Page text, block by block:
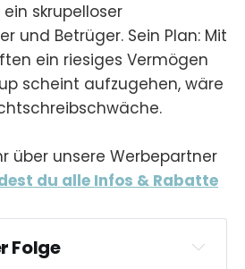
skrupelloser
und Betrüger. Sein Plan: Mit
ein riesiges Vermögen
scheint aufzugehen, wäre
über unsere Werbepartner
du alle Infos & Rabatte
Folge